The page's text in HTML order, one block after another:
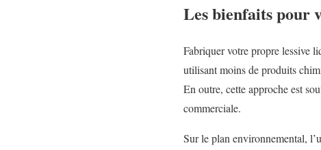
Les bienfaits pour
Fabriquer votre propre lessive
utilisant moins de produits
En outre, cette approche est
commerciale.
Sur le plan environnemental,